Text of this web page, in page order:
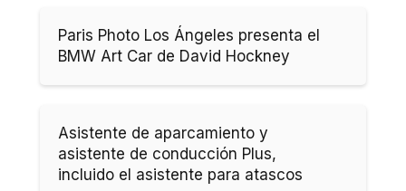
Paris Photo Los Ángeles presenta el
BMW Art Car de David Hockney
Asistente de aparcamiento y
asistente de conducción Plus,
incluido el asistente para atascos